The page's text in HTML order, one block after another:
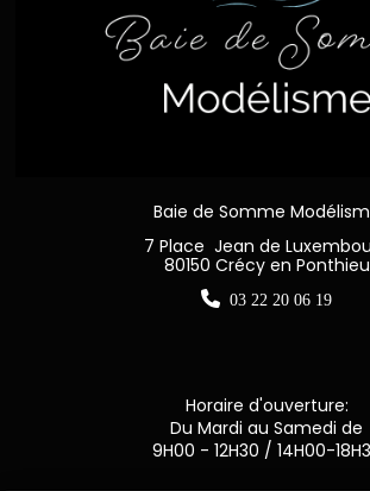
Baie de Somme
7 Place Jean de
80150 Crécy en Ponthieu
 03 22 20 06 19
Horaire d'ouverture:
Du Mardi au Samedi de
9H00 - 12H30 / 14H00-